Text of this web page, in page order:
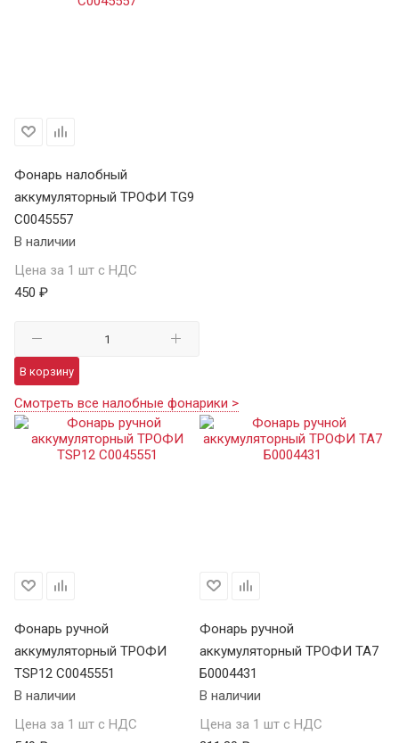
Фонарь налобный
аккумуляторный ТРОФИ TG9
C0045557
В наличии
Цена за 1 шт с НДС
450 ₽
В корзину
Смотреть все налобные фонарики >
Фонарь ручной
аккумуляторный ТРОФИ
TSP12 C0045551
В наличии
Цена за 1 шт с НДС
Фонарь ручной
аккумуляторный ТРОФИ TA7
Б0004431
В наличии
Цена за 1 шт с НДС